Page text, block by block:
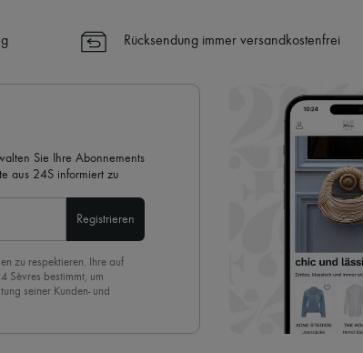
✓ Expresslieferung in
Mehr erfahren über
Rücksendung immer versandkostenfrei
Sie Ihre Abonnements
aus 24S informiert zu
Registrieren
zu respektieren. Ihre auf
Sèvres bestimmt, um
seiner Kunden- und
der Seite unserer E-